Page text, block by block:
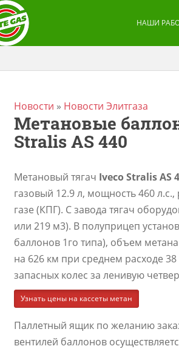
НАШИ
Новости » Новости Элитгаза
Метановые
Stralis AS 440
Метановый тягач Iveco Stralis АS
газовый 12.9 л, мощность 460
газе (КПГ). С завода тягач
или 219 м3). В полуприцеп
баллонов 1го типа), объем
на 626 км при среднем расходе
запасных колес за ленивую
Узнать цены на кассеты метан
Паллетный ящик по желанию
вентилей баллонов